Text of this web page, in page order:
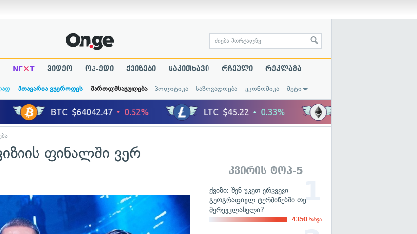
NE×T ვიდეო ოპ-ედი ქვიზები საკითხავი რჩეული რეკლამა
მთავარია გჯეროდეს მართლმსაჯულება პოლიტიკა საზოგადოება ეკონომიკა მეტი
ფინალში ვერ
კვირის ტოპ-5
ქვიზი: შენ უკეთ ერკვევი
გეოგრაფიულ ტერმინებში თუ
მერვეკლასელი?
4350 ნახვა